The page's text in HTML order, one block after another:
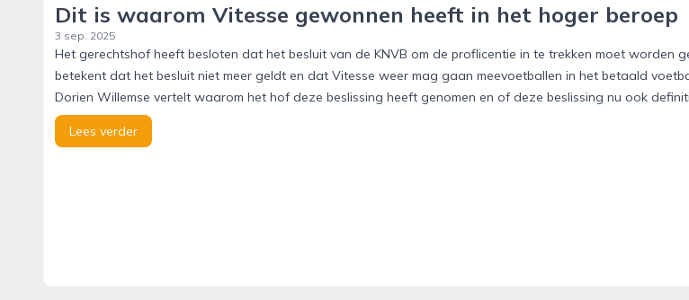
Dit is waarom Vitesse gewonnen heeft in het hoger beroep
3 sep. 2025
Het gerechtshof heeft besloten dat het besluit van de KNVB om de proflicentie in te trekken moet worden
betekent dat het besluit niet meer geldt en dat Vitesse weer mag gaan meevoetballen in het betaald
Dorien Willemse vertelt waarom het hof deze beslissing heeft genomen en of deze beslissing nu ook
Lees verder